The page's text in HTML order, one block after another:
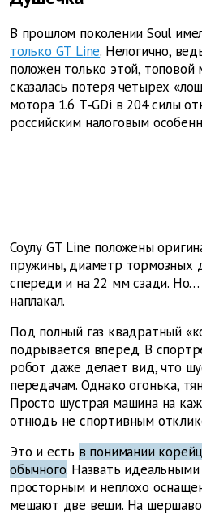
В прошлом поколении Soul
только GT Line. Нелогично,
положен только этой,
сказалась потеря четырех
мотора 1.6 T‑GDi в 204 силы
российским налоговым
Соулу GT Line положены
пружины, ­диаметр тормозных
спереди и на 22 мм сзади.
наплакал.
Под полный газ квадратный
подрывается вперед. В
робот даже делает вид, что
передачам. Однако огонька,
Просто шустрая машина на
отнюдь не спортивным
Это и есть в понимании
обычного. Назвать
просторным и неплохо
мешают две вещи. На